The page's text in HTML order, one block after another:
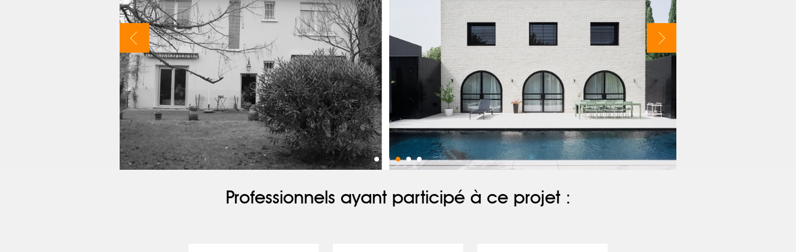
Professionnels ayant participé à ce projet :